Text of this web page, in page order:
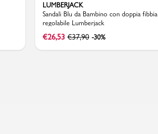
LUMBERJACK
Sandali Blu da Bambino con doppia fibbia
regolabile Lumberjack
€26,53 €37,90 -30%